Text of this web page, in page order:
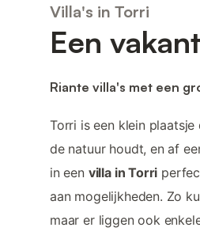
Villa's in Torri
Een
Riante villa's met een
Torri is een klein
de natuur houdt, en af
in een villa in Torri
aan mogelijkheden. Zo
maar er liggen ook